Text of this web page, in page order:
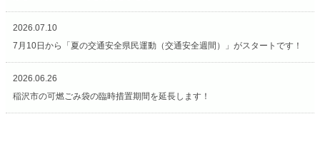
2026.07.10
7月10日から「夏の交通安全県民運動（交通安全週間）」がスタートです！
2026.06.26
稲沢市の可燃ごみ袋の臨時措置期間を延長します！